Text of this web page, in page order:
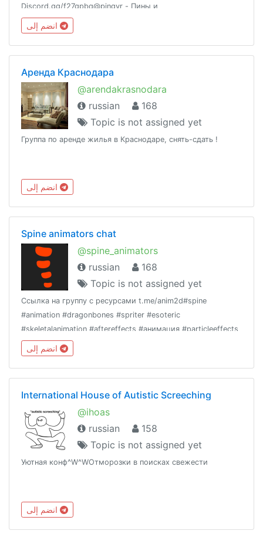
Discord.gg/f27gpbq@pingvr - Пины и
объявления@justplayvr - Пиратки VR игр@podozhdem -
Цитатник@vrchan - Автопостинг новостей
Аренда Краснодара
@arendakrasnodara
russian
168
Topic is not assigned yet
Группа по аренде жилья в Краснодаре, снять-сдать !
Spine animators chat
@spine_animators
russian
168
Topic is not assigned yet
Ссылка на группу с ресурсами t.me/anim2d#spine
#animation #dragonbones #spriter #esoteric
#skeletalanimation #aftereffects #анимация #particleeffects
#animate
International House of Autistic Screeching
@ihoas
russian
158
Topic is not assigned yet
Уютная конф^W^WОтморозки в поисках свежести